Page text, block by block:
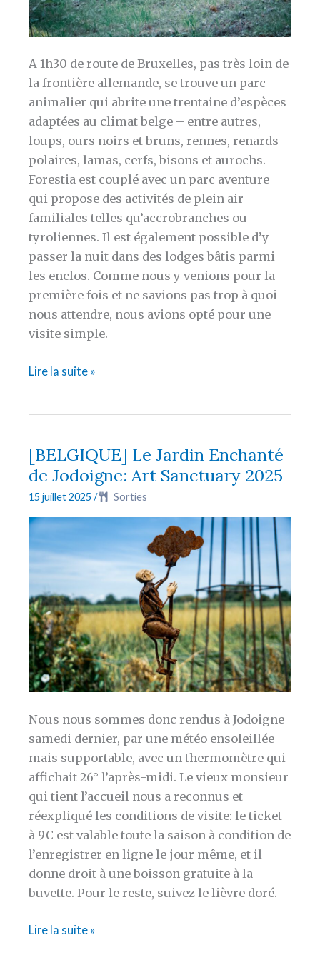
A 1h30 de route de Bruxelles, pas très loin de
la frontière allemande, se trouve un parc
animalier qui abrite une trentaine d’espèces
adaptées au climat belge – entre autres,
loups, ours noirs et bruns, rennes, renards
polaires, lamas, cerfs, bisons et aurochs.
Forestia est couplé avec un parc aventure
qui propose des activités de plein air
familiales telles qu’accrobranches ou
tyroliennes. Il est également possible d’y
passer la nuit dans des lodges bâtis parmi
les enclos. Comme nous y venions pour la
première fois et ne savions pas trop à quoi
nous attendre, nous avions opté pour une
visite simple.
[BELGIQUE]
de
Forestia
Lire la suite »
[BELGIQUE] Le Jardin Enchanté
de Jodoigne: Art Sanctuary 2025
15 juillet 2025/ Sorties
Nous nous sommes donc rendus à Jodoigne
samedi dernier, par une météo ensoleillée
mais supportable, avec un thermomètre qui
affichait 26° l’après-midi. Le vieux monsieur
qui tient l’accueil nous a reconnus et
réexpliqué les conditions de visite: le ticket
à 9€ est valable toute la saison à condition de
l’enregistrer en ligne le jour même, et il
donne droit à une boisson gratuite à la
buvette. Pour le reste, suivez le lièvre doré.
[BELGIQUE]
Lire la suite »